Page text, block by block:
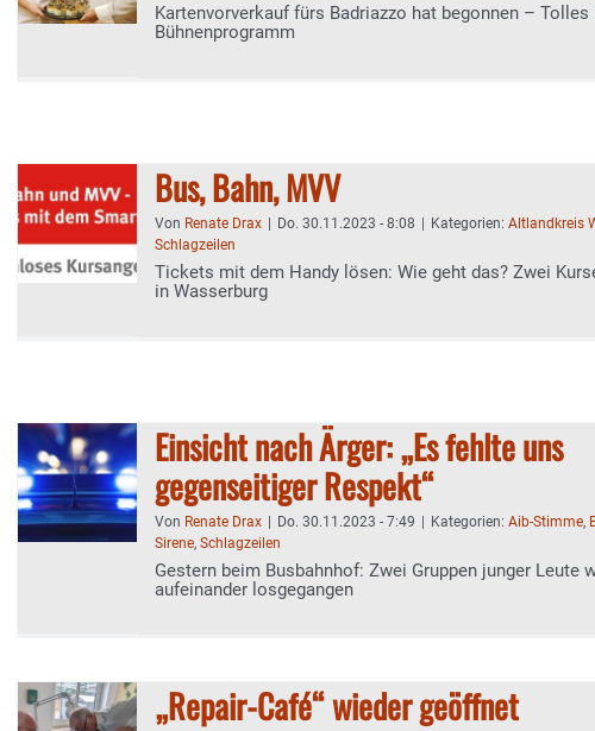
Kartenvorverkauf fürs Badriazzo hat begonnen – Tolles
Bühnenprogramm
Bus, Bahn, MVV
Von Renate Drax Do. 30.11.2023 - 8:08 Kategorien: Altlandkreis
Schlagzeilen
Tickets mit dem Handy lösen: Wie geht das? Zwei
in Wasserburg
Einsicht nach Ärger: „Es fehlte uns
gegenseitiger Respekt“
Von Renate Drax Do. 30.11.2023 - 7:49 Kategorien: Aib-Stimme,
Sirene, Schlagzeilen
Gestern beim Busbahnhof: Zwei Gruppen junger Leute
aufeinander losgegangen
„Repair-Café“ wieder geöffnet